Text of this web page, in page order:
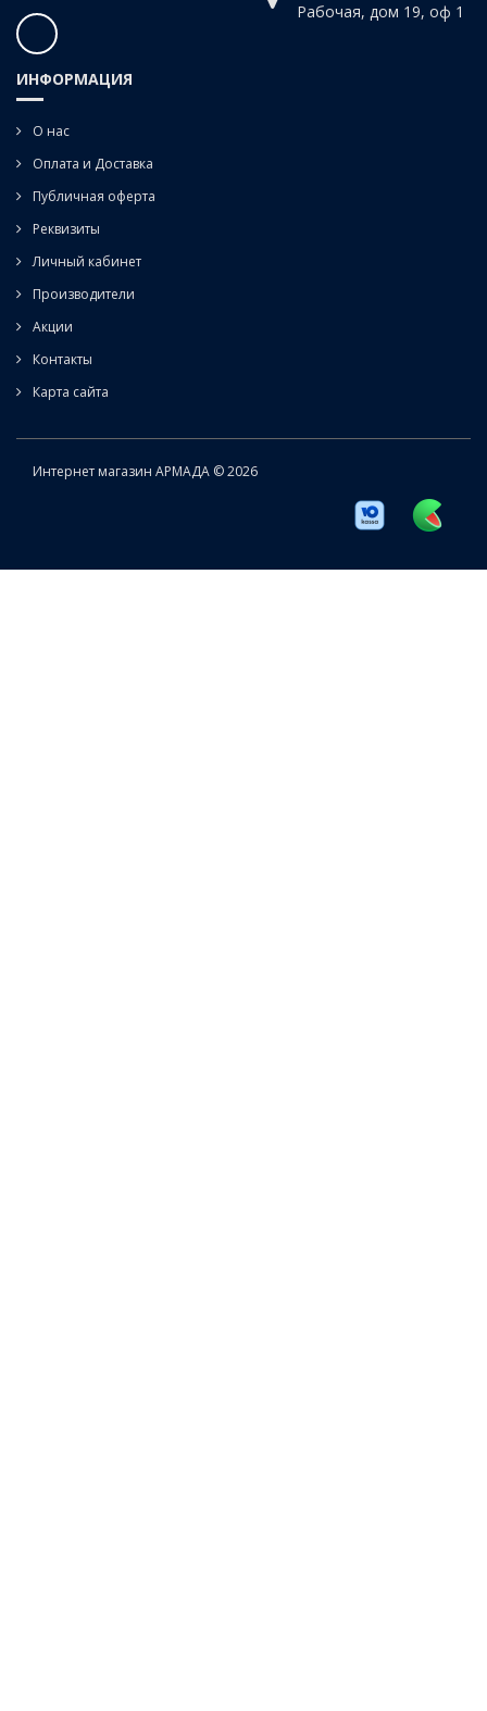
Рабочая, дом 19, оф 1
ИНФОРМАЦИЯ
О нас
Оплата и Доставка
Публичная оферта
Реквизиты
Личный кабинет
Производители
Акции
Контакты
Карта сайта
Интернет магазин АРМАДА © 2026